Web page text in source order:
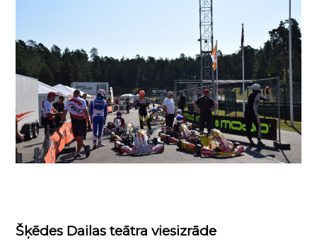
Šķēdes Dailas teātra viesizrāde